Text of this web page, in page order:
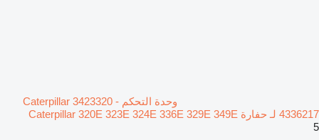
وحدة التحكم Caterpillar 3423320 -
4336217 لـ حفارة Caterpillar 320E 323E 324E 336E 329E 349E
5